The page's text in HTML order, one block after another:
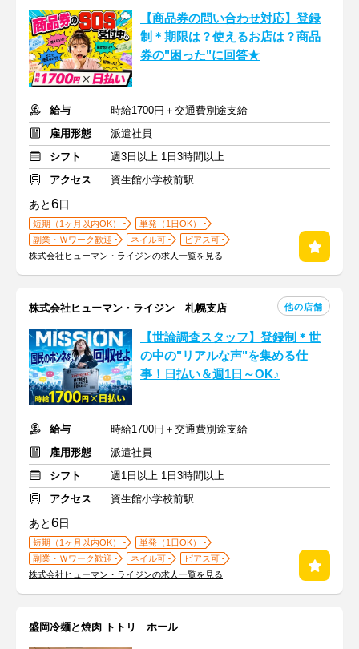
【商品券の問い合わせ対応】登録
制＊期限は？使えるお店は？商品
券の"困った"に回答★
給与
時給1700円＋交通費別途支給
雇用形態
派遣社員
シフト
週3日以上 1日3時間以上
アクセス
資生館小学校前駅
あと6日
短期（1ヶ月以内OK）
単発（1日OK）
副業・Ｗワーク歓迎
ネイル可
ピアス可
株式会社ヒューマン・ライジンの求人一覧を見る
株式会社ヒューマン・ライジン 札幌支店 他の店舗
【世論調査スタッフ】登録制＊世
の中の"リアルな声"を集める仕
事！日払い＆週1日～OK♪
給与
時給1700円＋交通費別途支給
雇用形態
派遣社員
シフト
週1日以上 1日3時間以上
アクセス
資生館小学校前駅
あと6日
短期（1ヶ月以内OK）
単発（1日OK）
副業・Ｗワーク歓迎
ネイル可
ピアス可
株式会社ヒューマン・ライジンの求人一覧を見る
盛岡冷麺と焼肉 トトリ ホール